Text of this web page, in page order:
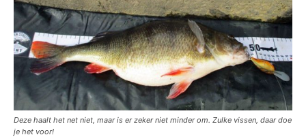
Deze haalt het net niet, maar is er zeker niet minder om. Zulke vissen, daar doe
je het voor!